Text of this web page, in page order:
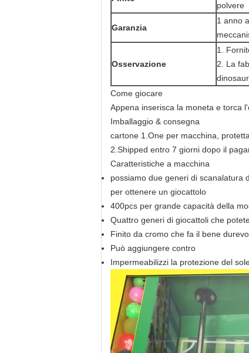
polvere
Garanzia
1 anno
Osservazione
1.
2. La
Come giocare
Appena inserisca la moneta e torca
Imballaggio & consegna
cartone 1.One per macchina,
2.Shipped entro 7 giorni dopo il
Caratteristiche a macchina
possiamo due generi di scanalatura
per ottenere un giocattolo
400pcs per grande capacità della
Quattro generi di giocattoli che
Finito da cromo che fa il bene
Può aggiungere contro
Impermeabilizzi la protezione del